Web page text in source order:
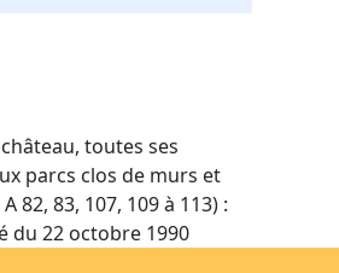
toutes ses
parcs clos de murs et
82, 83, 107, 109 à 113) :
du 22 octobre 1990